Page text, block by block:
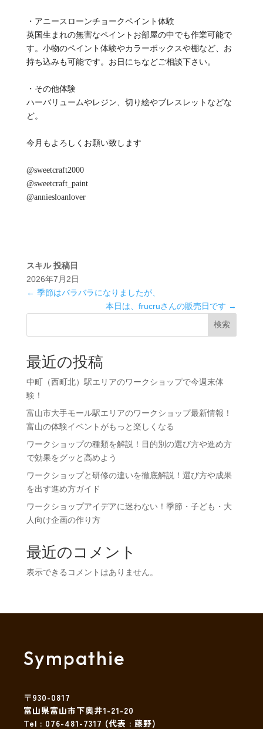
・アニースローンチョークペイント体験
英国生まれの無害なペイントお部屋の中でも作業可能で
す。小物のペイント体験やカラーボックスや棚など、お
持ち込みも可能です。お日にちなどご相談下さい。
・その他体験
ハーバリュームやレジン、切り絵やブレスレットなどな
ど。
今月もよろしくお願い致します
@sweetcraft2000
@sweetcraft_paint
@anniesloanlover
スキル 投稿日
2026年7月2日
← 季節はバラバラになりましたが、
本日は、frucruさんの販売日です →
検索
最近の投稿
中町（西町北）駅エリアのワークショップで今週末体
験！
富山市大手モール駅エリアのワークショップ最新情報！
富山の体験イベントがもっと楽しくなる
ワークショップの種類を解説！目的別の選び方や進め方
で効果をグッと高めよう
ワークショップと研修の違いを徹底解説！選び方や成果
を出す進め方ガイド
ワークショップアイデアに迷わない！季節・子ども・大
人向け企画の作り方
最近のコメント
表示できるコメントはありません。
Sympathie
〒930-0817
富山県富山市下奥井1-21-20
Tel : 076-481-7317 (代表 : 藤野)